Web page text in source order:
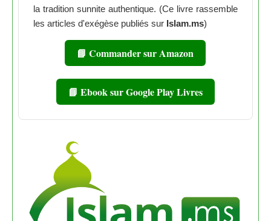
la tradition sunnite authentique. (Ce livre rassemble
les articles d'exégèse publiés sur Islam.ms)
📘 Commander sur Amazon
📘 Ebook sur Google Play Livres